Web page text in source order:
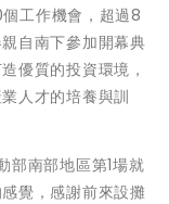
工作機會，超過8
自南下參加開幕典
優質的投資環境，
人才的培養與訓
部南部地區第1場就
覺，感謝前來設攤